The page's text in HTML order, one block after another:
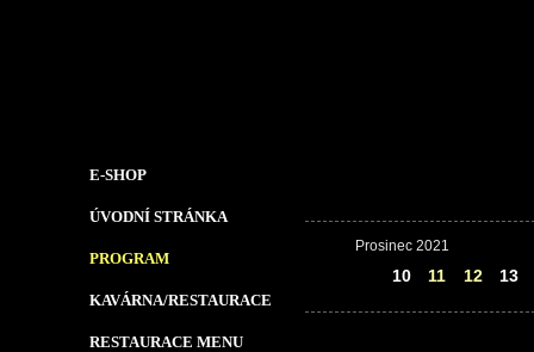
E-SHOP
ÚVODNÍ STRÁNKA
PROGRAM
KAVÁRNA/RESTAURACE
RESTAURACE MENU
Prosinec 2021
10 11 12 13